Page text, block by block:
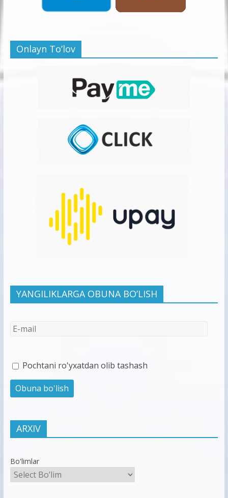
Onlayn To’lov
YANGILIKLARGA OBUNA BO’LISH
Pochtani ro'yxatdan olib tashash
ARXIV
Bo'limlar